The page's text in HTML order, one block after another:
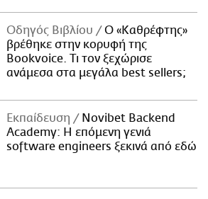
Οδηγός Βιβλίου
Ο «Καθρέφτης»
βρέθηκε στην κορυφή της
Bookvoice. Τι τον ξεχώρισε
ανάμεσα στα μεγάλα best sellers;
Εκπαίδευση
Novibet Backend
Academy: Η επόμενη γενιά
software engineers ξεκινά από εδώ